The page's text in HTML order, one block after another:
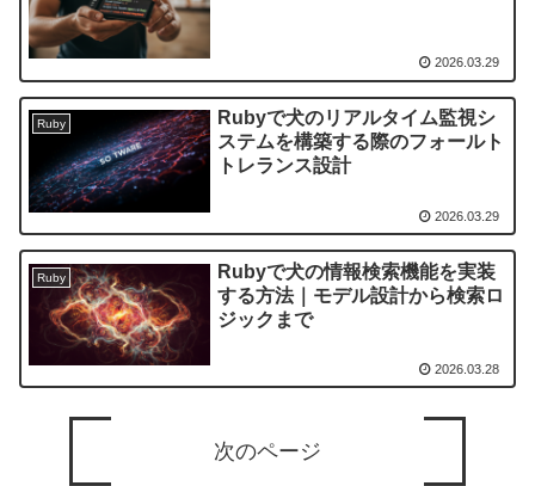
2026.03.29
Ruby
Rubyで犬のリアルタイム監視シ
ステムを構築する際のフォールト
トレランス設計
2026.03.29
Ruby
Rubyで犬の情報検索機能を実装
する方法｜モデル設計から検索ロ
ジックまで
2026.03.28
次のページ